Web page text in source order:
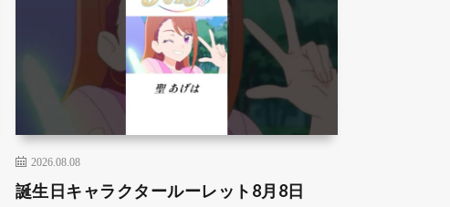
2026.08.08
誕生日キャラクタールーレット8月8日